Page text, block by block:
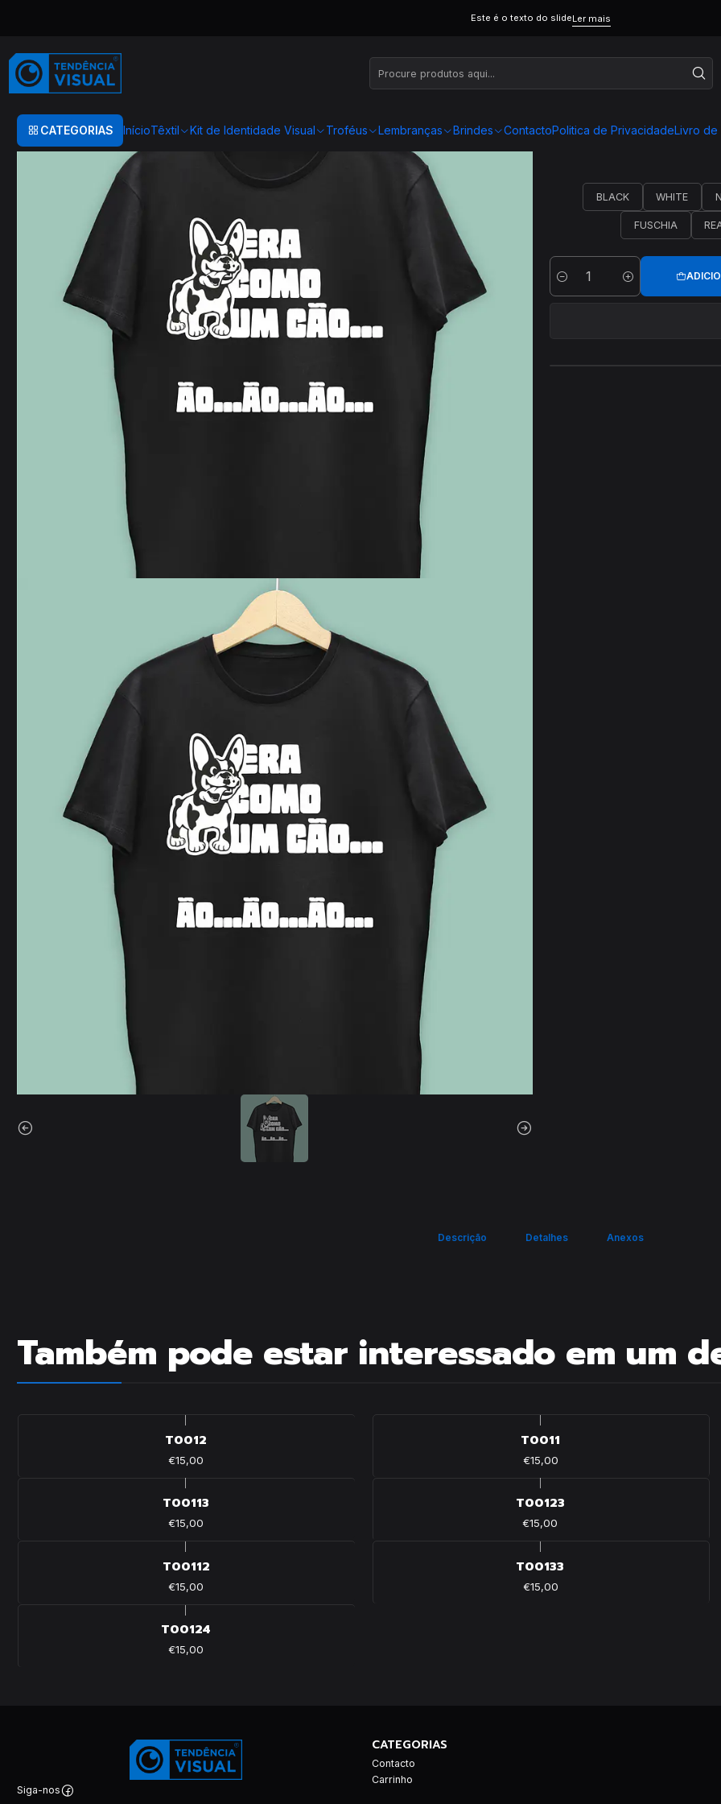
CATEGORIAS InícioTêxtil Kit de Identidade Visual Troféus Lembranças Brindes ContactoPolitica de PrivacidadeLivro de
Este é o texto do slideLer mais
BLACK
WHITE
FUSCHIA
Quantidade
Descrição Detalhes Anexos
Também pode estar interessado em um
T0012
€15,00
T0011
€15,00
T00113
€15,00
T00123
€15,00
T00112
€15,00
T00133
€15,00
T00124
€15,00
Siga-nos
CATEGORIAS
Contacto
Carrinho